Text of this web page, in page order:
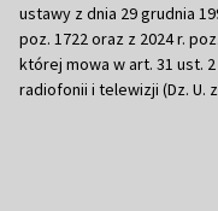
ustawy z dnia 29 grudnia
poz. 1722 oraz z 2024 r.
której mowa w art. 31 ust.
radiofonii i telewizji (Dz. U.